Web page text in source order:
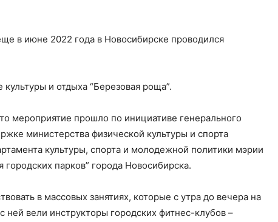
в июне 2022 года в Новосибирске проводился
и отдыха “Березовая роща”.
мероприятие прошло по инициативе генерального
министерства физической культуры и спорта
культуры, спорта и молодежной политики мэрии
парков” города Новосибирска.
в массовых занятиях, которые с утра до вечера на
ней вели инструкторы городских фитнес-клубов –